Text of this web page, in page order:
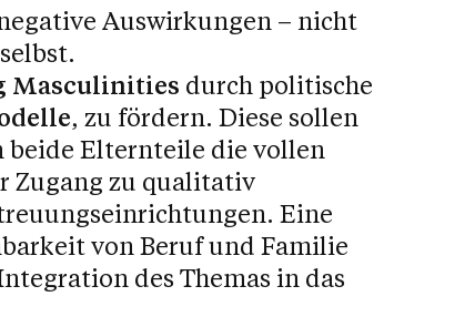
Auswirkungen – nicht
Masculinities durch politische
, zu fördern. Diese sollen
Elternteile die vollen
Zugang zu qualitativ
Eine
von Beruf und Familie
des Themas in das